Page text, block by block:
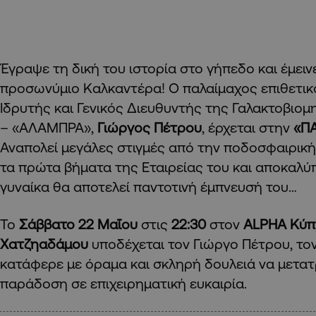
Έγραψε τη δική του ιστορία στο γήπεδο και
προσωνύμιο Καλκαντέρα! Ο παλαίμαχος
Ιδρυτής και Γενικός Διευθυντής της
– «ΑΛΑΜΠΡΑ», Γιώργος Πέτρου, έρχεται στην
Αναπολεί μεγάλες στιγμές από την
τα πρώτα βήματα της Εταιρείας του και
γυναίκα θα αποτελεί παντοτινή έμπνευσή του…
Το Σάββατο 22 Μαΐου στις 22:30στον ΑLPHA
Χατζηαδάμου υποδέχεται τον Γιώργο Πέτρου,
κατάφερε με όραμα και σκληρή δουλειά να
παράδοση σε επιχειρηματική ευκαιρία.